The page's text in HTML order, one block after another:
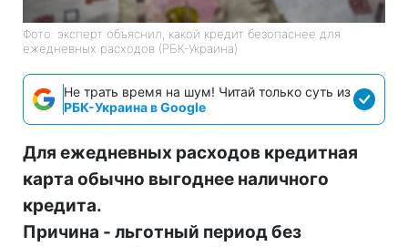
Фото: эксперт объяснил, какой кредит безопаснее для
ежедневных расходов (РБК-Украина)
Не трать время на шум! Читай только суть из
РБК-Украина в Google
Для ежедневных расходов кредитная
карта обычно выгоднее наличного
кредита.
Причина - льготный период без